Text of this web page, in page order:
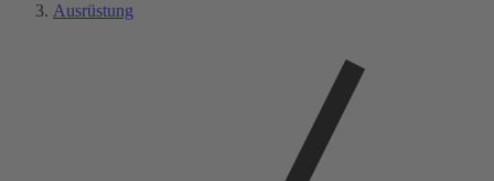
Ausrüstung